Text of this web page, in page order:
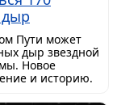
Пути может
дыр звездной
Новое
и историю.